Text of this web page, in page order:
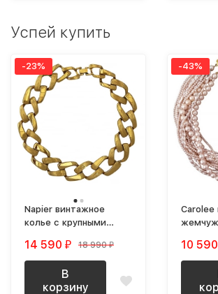
Успей купить
-23%
Napier винтажное
колье с крупными
позолоченное
14 590 ₽ 18 990 ₽
В
корзину
-43%
Carolee
новое
10 590